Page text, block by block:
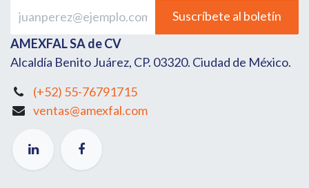
Suscríbete al boletín
AMEXFAL SA de CV
Alcaldía Benito Juárez, CP. 03320. Ciudad de México.
(+52) 55-76791715
ventas@amexfal.com